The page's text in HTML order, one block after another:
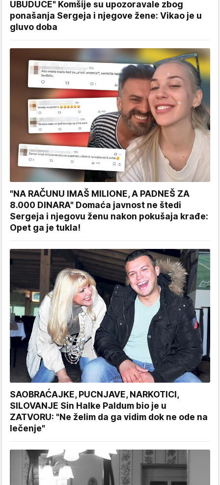
UBUDUĆE" Komšije su upozoravale zbog
ponašanja Sergeja i njegove žene: Vikao je u
gluvo doba
"NA RAČUNU IMAŠ MILIONE, A PADNEŠ ZA
8.000 DINARA" Domaća javnost ne štedi
Sergeja i njegovu ženu nakon pokušaja krađe:
Opet ga je tukla!
SAOBRAĆAJKE, PUCNJAVE, NARKOTICI,
SILOVANJE Sin Halke Paldum bio je u
ZATVORU: "Ne želim da ga vidim dok ne ode na
lečenje"